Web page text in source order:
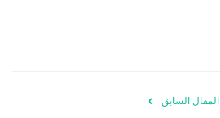
المقال السابق